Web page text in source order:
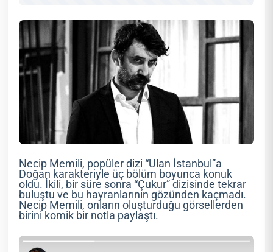
Necip Memili, popüler dizi “Ulan İstanbul”a
Doğan karakteriyle üç bölüm boyunca konuk
oldu. İkili, bir süre sonra “Çukur” dizisinde tekrar
buluştu ve bu hayranlarının gözünden kaçmadı.
Necip Memili, onların oluşturduğu görsellerden
birini komik bir notla paylaştı.